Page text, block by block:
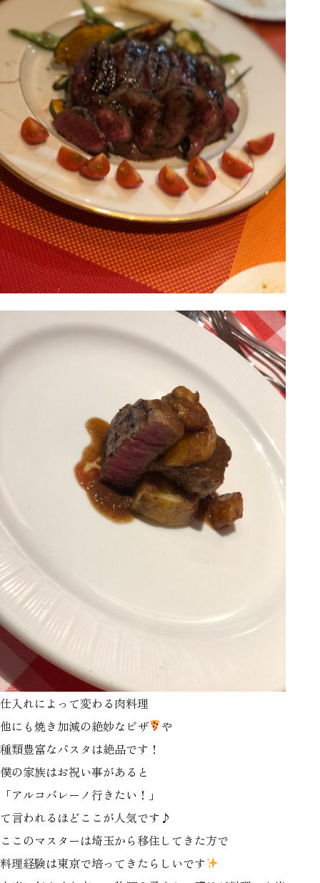
仕入れによって変わる肉料理
他にも焼き加減の絶妙なピザ
や
種類豊富なパスタは絶品です！
僕の家族はお祝い事があると
「アルコバレーノ行きたい！」
て言われるほどここが人気です♪
ここのマスターは埼玉から移住してきた方で
料理経験は東京で培ってきたらしいです